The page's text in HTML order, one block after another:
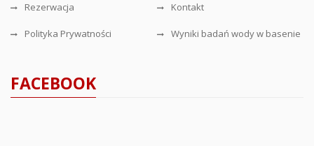
Rezerwacja Kontakt
Polityka Prywatności Wyniki badań wody w basenie
FACEBOOK